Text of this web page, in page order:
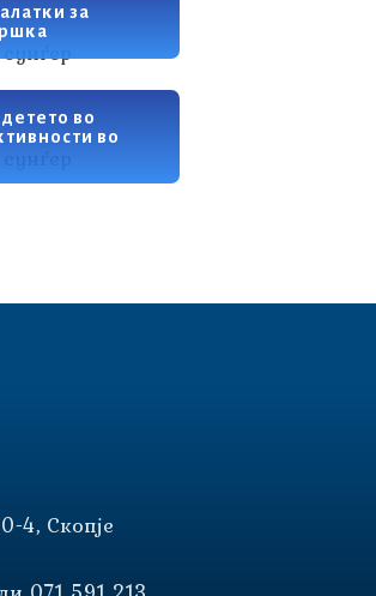
за
во
во
4, Скопје